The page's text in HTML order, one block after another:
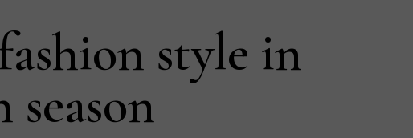
style in